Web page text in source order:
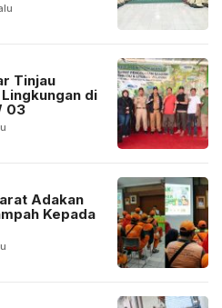
Tinjau
di
03
Adakan
Kepada